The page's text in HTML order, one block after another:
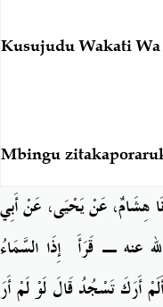
Kusujudu Wakati
Mbingu
هِشَامٌ، عَنْ يَحْيَى، عَنْ أَبِي
عنه ـ قَرَأَ ‏إِذَا السَّمَاءُ
أَرَكَ تَسْجُدُ قَالَ لَوْ لَمْ أَرَ